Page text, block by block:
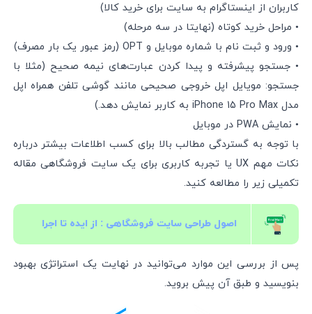
کاربران از اینستاگرام به سایت برای خرید کالا)
• مراحل خرید کوتاه (نهایتا در سه مرحله)
• ورود و ثبت نام با شماره موبایل و OPT (رمز عبور یک بار مصرف)
• جستجو پیشرفته و پیدا کردن عبارت‌های نیمه صحیح (مثلا با
جستجو: مویایل اپل خروجی صحیحی مانند گوشی تلفن همراه اپل
مدل iPhone 15 Pro Max به کاربر نمایش دهد.)
• نمایش PWA در موبایل
با توجه به گستردگی مطالب بالا برای کسب اطلاعات بیشتر درباره
نکات مهم UX یا تجربه کاربری برای یک سایت فروشگاهی مقاله
تکمیلی زیر را مطالعه کنید.
اصول طراحی سایت فروشگاهی : از ایده تا اجرا
پس از بررسی این موارد می‌توانید در نهایت یک استراتژی بهبود
بنویسید و طبق آن پیش بروید.